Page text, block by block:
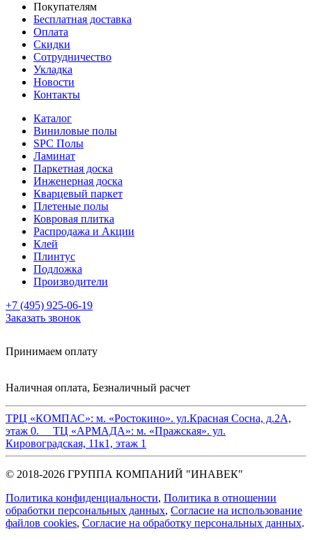
Покупателям
Бесплатная доставка
Оплата
Скидки
Сотрудничество
Укладка
Новости
Контакты
Каталог
Виниловые полы
SPC Полы
Ламинат
Паркетная доска
Инженерная доска
Кварцевый паркет
Плетеные полы
Ковровая плитка
Распродажа и Акции
Клей
Плинтус
Подложка
Производители
+7 (495) 925-06-19
Заказать звонок
Принимаем оплату
Наличная оплата, Безналичный расчет
ТРЦ «КОМПАС»: м. «Ростокино». ул.Красная Сосна, д.2А,
этаж 0. ТЦ «АРМАДА»: м. «Пражская». ул.
Кировоградская, 11к1, этаж 1
© 2018-2026 ГРУППА КОМПАНИЙ "ИНАВЕК"
Политика конфиденциальности, Политика в отношении
обработки персональных данных, Cогласие на использование
файлов cookies, Согласие на обработку персональных данных.